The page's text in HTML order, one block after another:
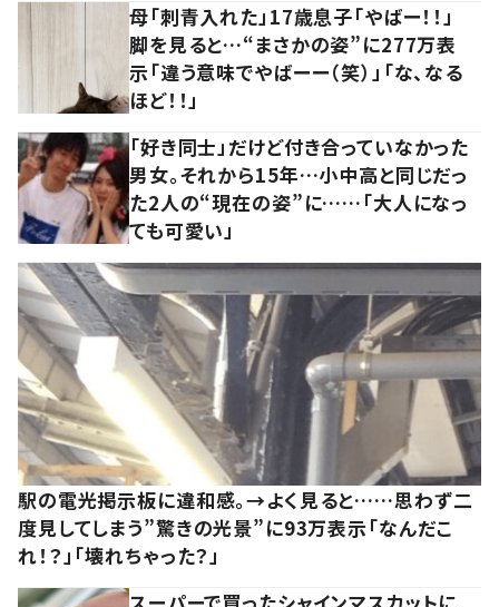
母「刺青入れた」17歳息子「やばー！！」
脚を見ると…“まさかの姿”に277万表
示「違う意味でやばーー（笑）」「な、なる
ほど！！」
「好き同士」だけど付き合っていなかった
男女。それから15年…小中高と同じだっ
た2人の“現在の姿”に……「大人になっ
ても可愛い」
駅の電光掲示板に違和感。→よく見ると……思わず二
度見してしまう”驚きの光景”に93万表示「なんだこ
れ！？」「壊れちゃった？」